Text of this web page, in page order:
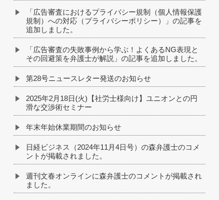
「広告審査におけるプライバシー規制（個人情報保護
規制）への対応（プライバシーポリシー）」の記事を
追加しました。
「広告審査の失敗事例から学ぶ！よくあるNG表現と
その回避策を弁護士が解説」の記事を追加しました。
第28号ニュースレター発送のお知らせ
2025年2月18日(火)【社労士様向け】ユニオンとの円
滑な交渉術セミナー
年末年始休業期間のお知らせ
日経ビジネス（2024年11月4日号）の森弁護士のコメ
ントが掲載されました。
週刊文春オンラインに森弁護士のコメントが掲載され
ました。